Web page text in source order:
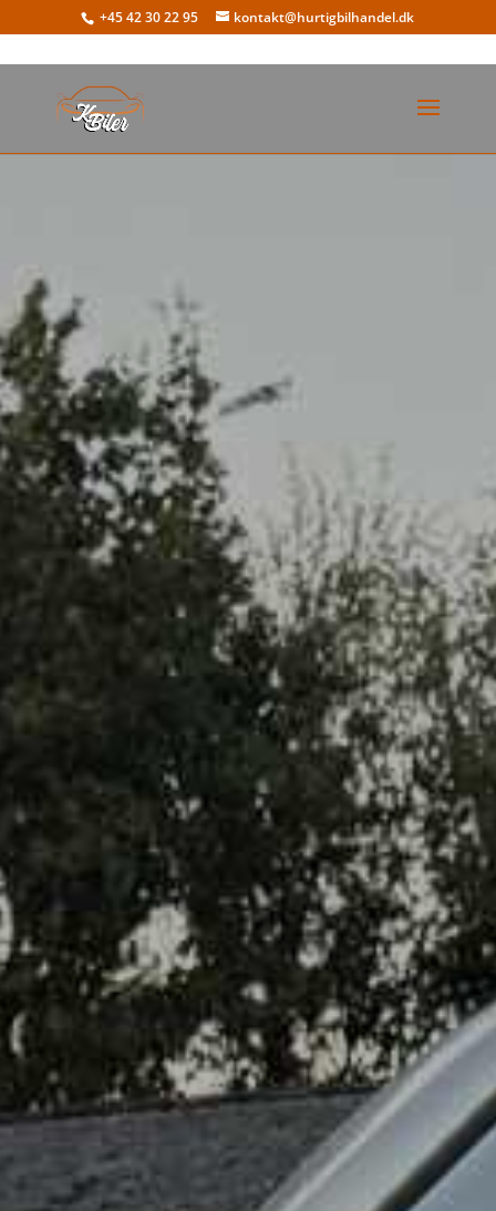
+45 42 30 22 95 kontakt@hurtigbilhandel.dk